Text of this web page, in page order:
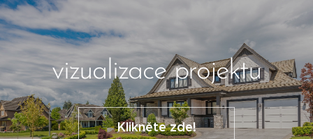
vizualizace projektu
Klikněte zde!